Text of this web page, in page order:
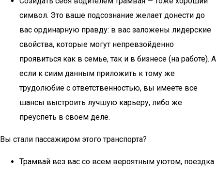
символ. Это ваше подсознание желает донести до
вас ординарную правду: в вас заложены лидерские
свойства, которые могут непревзойденно
проявиться как в семье, так и в бизнесе (на работе). А
если к сиим данным приложить к тому же
трудолюбие с ответственностью, вы имеете все
шансы выстроить лучшую карьеру, либо же
преуспеть в своем деле.
Вы стали пассажиром этого транспорта?
Трамвай вез вас со всем вероятным уютом, поездка